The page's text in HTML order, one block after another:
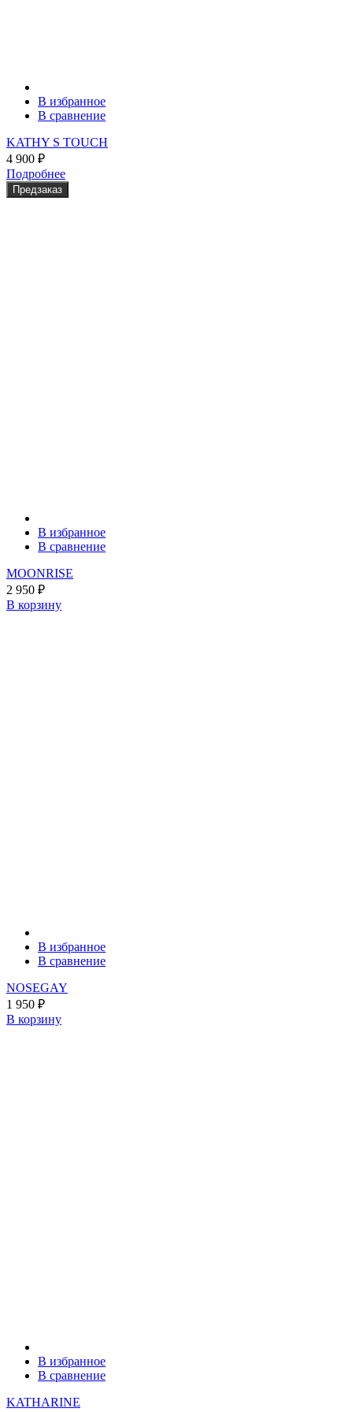
В избранное
В сравнение
KATHY S TOUCH
4 900 ₽
Подробнее
Предзаказ
В избранное
В сравнение
MOONRISE
2 950 ₽
В корзину
В избранное
В сравнение
NOSEGAY
1 950 ₽
В корзину
В избранное
В сравнение
KATHARINE